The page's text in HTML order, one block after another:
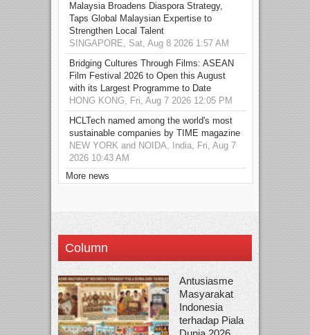
Malaysia Broadens Diaspora Strategy,
Taps Global Malaysian Expertise to
Strengthen Local Talent
SINGAPORE, Sat, Aug 8 2026 1:57 AM
Bridging Cultures Through Films: ASEAN
Film Festival 2026 to Open this August
with its Largest Programme to Date
HONG KONG, Fri, Aug 7 2026 12:05 PM
HCLTech named among the world's most
sustainable companies by TIME magazine
NEW YORK and NOIDA, India, Fri, Aug 7
2026 10:43 AM
More news
Column
Antusiasme
Masyarakat
Indonesia
terhadap Piala